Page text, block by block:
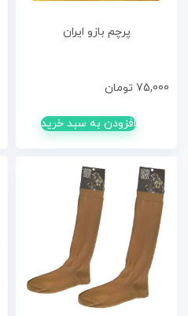
پرچم بازو ایران
75,000 تومان
افزودن به سبد خرید